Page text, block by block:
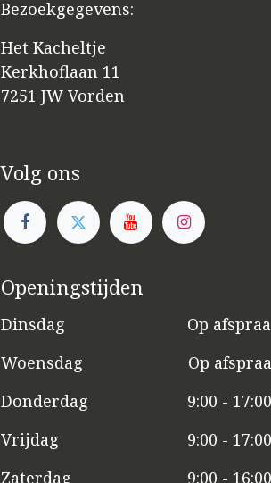
Bezoekgegevens:
Het Kacheltje
Kerkhoflaan 11
7251 JW Vorden
Volg ons
Openingstijden
Dinsdag
​​Op
Woensdag
​Op
Donderdag
9:00 -
Vrijdag
​9:00 - 17:00
Zaterdag
​9:00 -